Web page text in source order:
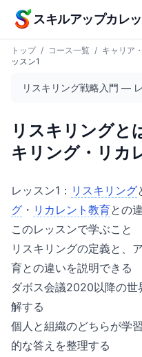
本文へスキップ
スキルアップカレ
トップ / コース一覧 / キャリア
ッスン1
リスキリング戦略入門 —
リスキリング
キリング・リカ
レッスン1： リスキリング
グ ・ リカレント教育との
このレッスンで学ぶこと
リスキリングの定義と、
育との違いを説明できる
ダボス会議2020以降の世
解する
個人と組織のどちらが学
的な答えを整理する